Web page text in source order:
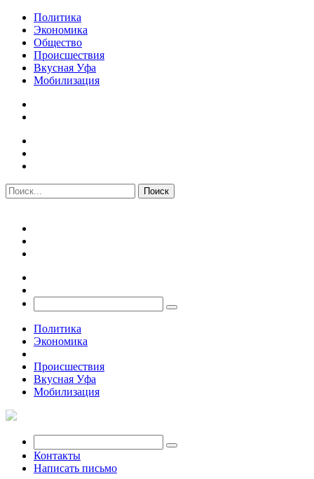
Политика
Экономика
Общество
Происшествия
Вкусная Уфа
Мобилизация
Политика
Экономика
Происшествия
Вкусная Уфа
Мобилизация
Контакты
Написать письмо